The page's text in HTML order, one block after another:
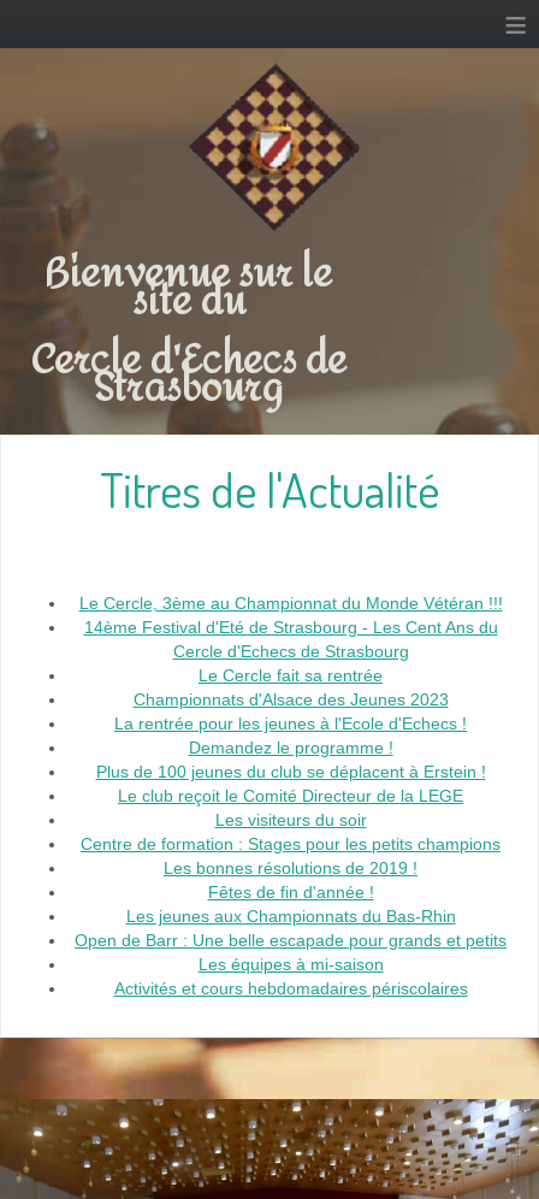
≡
Bienvenue sur le
site du
Cercle d'Echecs de
Strasbourg
Titres de l'Actualité
Le Cercle, 3ème au Championnat du Monde Vétéran !!!
14ème Festival d'Eté de Strasbourg - Les Cent Ans du
Cercle d'Echecs de Strasbourg
Le Cercle fait sa rentrée
Championnats d'Alsace des Jeunes 2023
La rentrée pour les jeunes à l'Ecole d'Echecs !
Demandez le programme !
Plus de 100 jeunes du club se déplacent à Erstein !
Le club reçoit le Comité Directeur de la LEGE
Les visiteurs du soir
Centre de formation : Stages pour les petits champions
Les bonnes résolutions de 2019 !
Fêtes de fin d'année !
Les jeunes aux Championnats du Bas-Rhin
Open de Barr : Une belle escapade pour grands et petits
Les équipes à mi-saison
Activités et cours hebdomadaires périscolaires